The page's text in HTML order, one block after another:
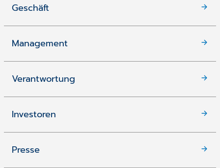
Geschäft
Management
Verantwortung
Investoren
Presse